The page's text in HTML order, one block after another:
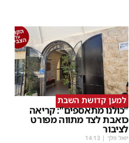
למען קדושת השבת
"כולנו מתאספים": קריאה
כואבת לצד מתווה מפורט
לציבור
יואל וולך |
14:13